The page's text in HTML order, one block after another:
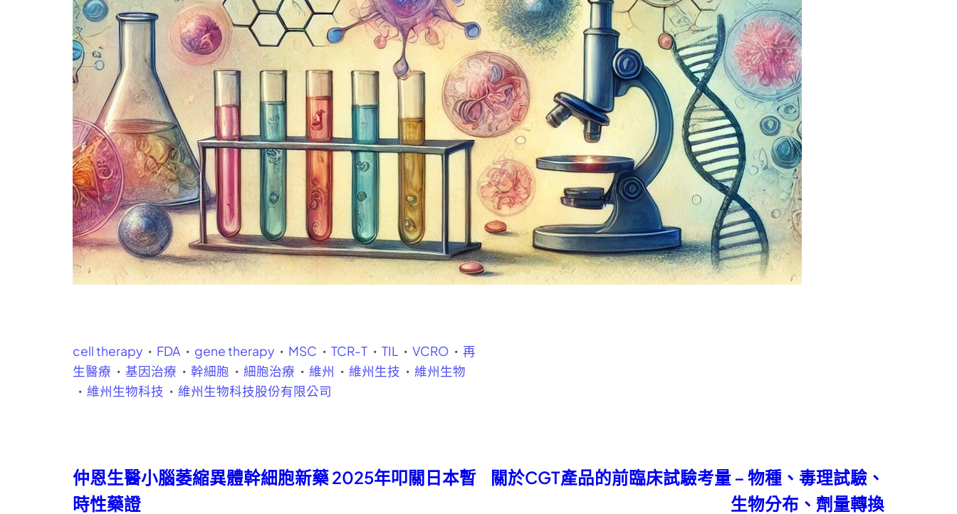
cell therapy FDA gene therapy MSC TCR-T TIL VCRO
再
生醫療
基因治療 幹細胞 細胞治療 維州 維州生技 維州生物
維州生物科技 維州生物科技股份有限公司
仲恩生醫小腦萎縮異體幹細胞新藥 2025年叩關日本暫
時性藥證
關於CGT產品的前臨床試驗考量 – 物種、毒理試驗、
生物分布、劑量轉換